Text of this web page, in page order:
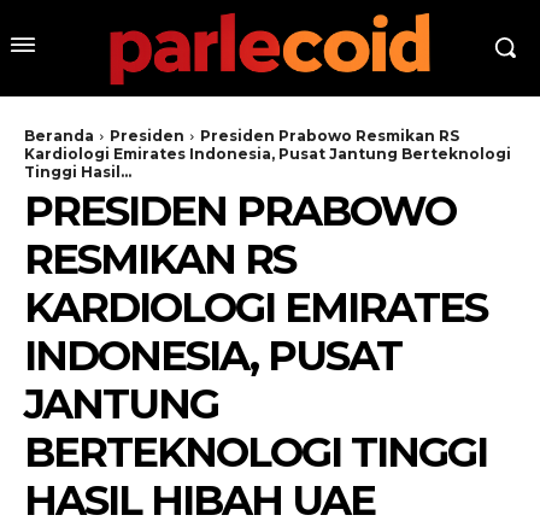
Beranda Presiden
Presiden Prabowo Resmikan RS
Kardiologi Emirates Indonesia, Pusat Jantung Berteknologi
Tinggi Hasil...
PRESIDEN PRABOWO
RESMIKAN RS
KARDIOLOGI EMIRATES
INDONESIA, PUSAT
JANTUNG
BERTEKNOLOGI TINGGI
HASIL HIBAH UAE